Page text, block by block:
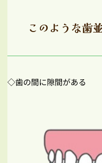
このような歯
◇歯の間に隙間がある